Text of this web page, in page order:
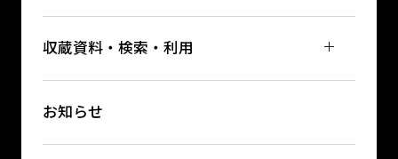
収蔵資料・検索・利用
お知らせ